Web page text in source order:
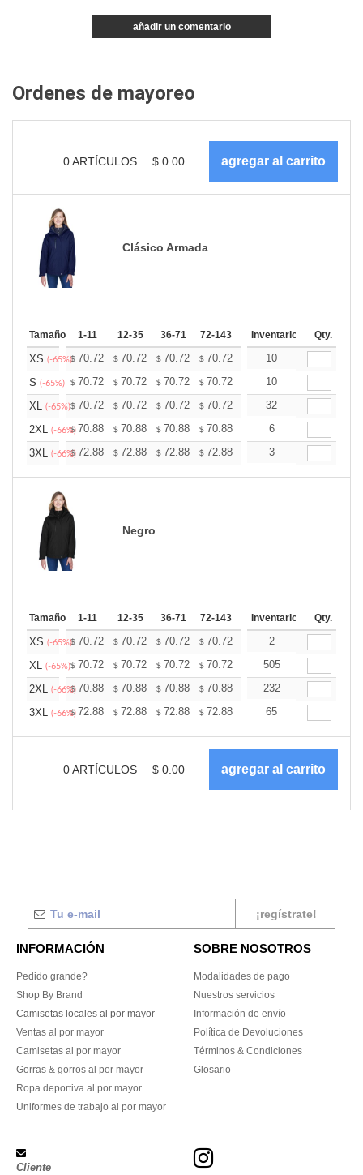
añadir un comentario
Ordenes de mayoreo
0ARTÍCULOS $ 0.00
Clásico Armada
Tamaño 1-11 12-35 36-71 72-143 144-287 288 +
Inventario Qty.
XS (-65%)$ 70.72 $ 70.72 $ 70.72 $ 70.72 70.72
10
S (-65%) $ 70.72 $ 70.72 $ 70.72 $ 70.72 70.72
10
XL (-65%)$ 70.72 $ 70.72 $ 70.72 $ 70.72 70.72
32
2XL (-66%)
$70.88 $ 70.88 $ 70.88 $ 70.88 70.88
6
3XL (-66%)
$72.88 $ 72.88 $ 72.88 $ 72.88 72.88
3
Negro
Tamaño 1-11 12-35 36-71 72-143 144-287 288 +
Inventario Qty.
XS (-65%)$ 70.72 $ 70.72 $ 70.72 $ 70.72 70.72
2
XL (-65%)$ 70.72 $ 70.72 $ 70.72 $ 70.72 70.72
505
2XL (-66%)
$70.88 $ 70.88 $ 70.88 $ 70.88 70.88
232
3XL (-66%)
$72.88 $ 72.88 $ 72.88 $ 72.88 72.88
65
0ARTÍCULOS $ 0.00
¡regístrate!
INFORMACIÓN
Pedido grande?
Shop By Brand
Camisetas locales al por mayor
Ventas al por mayor
Camisetas al por mayor
Gorras & gorros al por mayor
Ropa deportiva al por mayor
Uniformes de trabajo al por mayor
SOBRE NOSOTROS
Modalidades de pago
Nuestros servicios
Información de envío
Política de Devoluciones
Términos & Condiciones
Glosario
Cliente